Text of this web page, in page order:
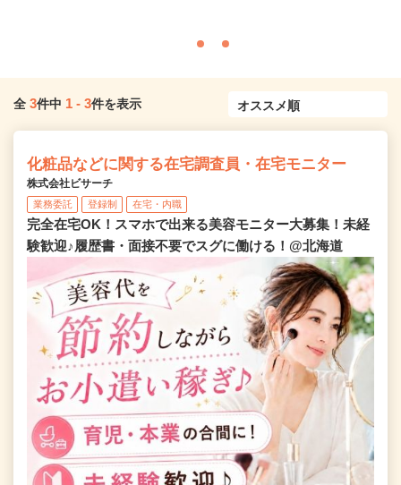
全 3件中 1 - 3件を表示
化粧品などに関する在宅調査員・在宅モニター
株式会社ビサーチ
業務委託 登録制 在宅・内職
完全在宅OK！スマホで出来る美容モニター大募集！未経
験歓迎♪履歴書・面接不要でスグに働ける！@北海道